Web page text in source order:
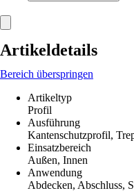
Artikeldetails
Bereich überspringen
Artikeltyp
Profil
Ausführung
Kantenschutzprofil,
Einsatzbereich
Außen, Innen
Anwendung
Abdecken, Abschluss,